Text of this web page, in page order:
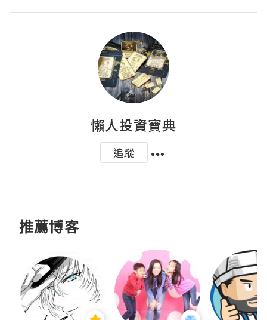
懶人投資寶典
追蹤
推薦博客